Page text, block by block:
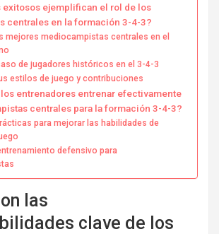
exitosos ejemplifican el rol de los
centrales en la formación 3-4-3?
mejores mediocampistas centrales en el
de jugadores históricos en el 3-4-3
estilos de juego y contribuciones
entrenadores entrenar efectivamente
centrales para la formación 3-4-3?
para mejorar las habilidades de
defensivo para
las
clave de los